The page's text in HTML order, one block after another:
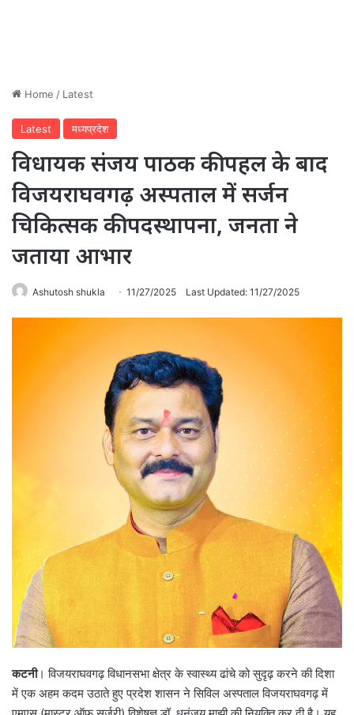
Home / Latest
Latest मध्यप्रदेश
विधायक संजय पाठक की पहल के बाद
विजयराघवगढ़ अस्पताल में सर्जन
चिकित्सक की पदस्थापना, जनता ने
जताया आभार
Ashutosh shukla 11/27/2025 Last Updated: 11/27/2025
कटनी। विजयराघवगढ़ विधानसभा क्षेत्र के स्वास्थ्य ढांचे को सुदृढ़ करने की दिशा
में एक अहम कदम उठाते हुए प्रदेश शासन ने सिविल अस्पताल विजयराघवगढ़ में